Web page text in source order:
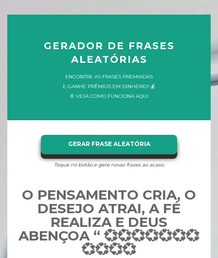
GERADOR DE FRASES
ALEATÓRIAS
ENCONTRE AS FRASES PREMIADAS
E GANHE PRÊMIOS EM DINHEIRO! 💰
📄 VEJA COMO FUNCIONA AQUI
GERAR FRASE ALEATÓRIA
Toque no botão e gere novas frases ao acaso.
O PENSAMENTO CRIA, O
DESEJO ATRAI, A FÉ
REALIZA E DEUS
ABENÇOA “ 💞💞💞💞💞💞💞
💞💞💞💞